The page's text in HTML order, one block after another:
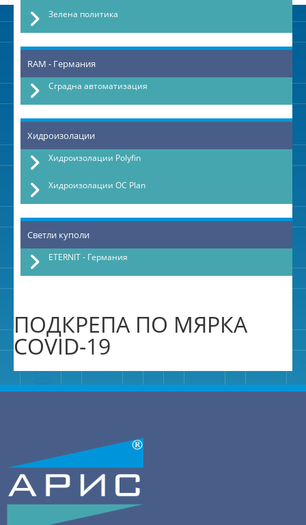
Зелена политика
RAM - Германия
Сградна автоматизация
Хидроизолации
Хидроизолации Polyfin
Хидроизолации OC Plan
Светли куполи
ETERNIT - Германия
ПОДКРЕПА ПО МЯРКА
COVID-19